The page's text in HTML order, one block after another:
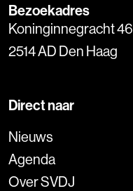
Bezoekadres
Koninginnegracht 46
2514 AD Den Haag
Direct naar
Nieuws
Agenda
Over SVDJ